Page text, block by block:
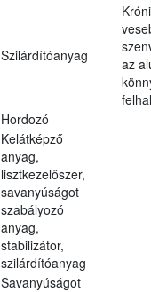
Szilárdítóanyag
az
Hordozó
Kelátképző
anyag,
lisztkezelőszer,
savanyúságot
szabályozó
anyag,
stabilizátor,
szilárdítóanyag
Savanyúságot